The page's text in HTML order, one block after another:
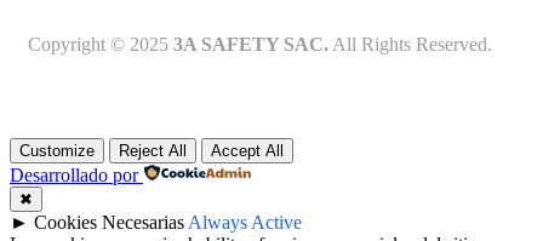
Copyright © 2025 3A SAFETY SAC. All Rights Reserved.
Customize Reject All Accept All
Desarrollado por
✖
► Cookies Necesarias Always Active